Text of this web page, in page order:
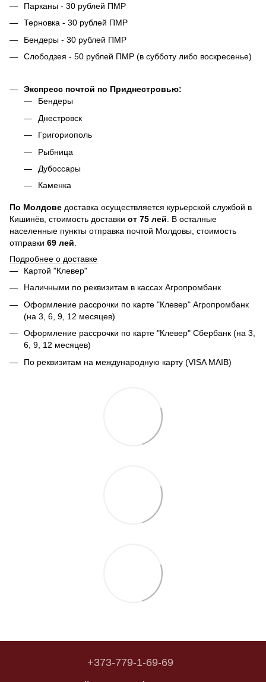
Парканы - 30 рублей ПМР
Терновка - 30 рублей ПМР
Бендеры - 30 рублей ПМР
Слободзея - 50 рублей ПМР (в субботу либо воскресенье)
Экспресс почтой по Приднестровью:
Бендеры
Днестровск
Григориополь
Рыбница
Дубоссары
Каменка
По Молдове доставка осуществляется курьерской службой в
Кишинёв, стоимость доставки от 75 лей . В осталные
населенные пункты отправка почтой Молдовы, стоимость
отправки 69 лей
Подробнее о доставке
Картой "Клевер"
Наличными по реквизитам в кассах Агропромбанк
Оформление рассрочки по карте "Клевер" Агропромбанк
(на 3, 6, 9, 12 месяцев)
Оформление рассрочки по карте "Клевер" Сбербанк (на 3,
6, 9, 12 месяцев)
По реквизитам на международную карту (VISA MAIB)
+373-779-1-69-69